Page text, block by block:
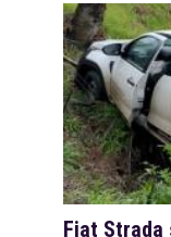
Fiat Strada